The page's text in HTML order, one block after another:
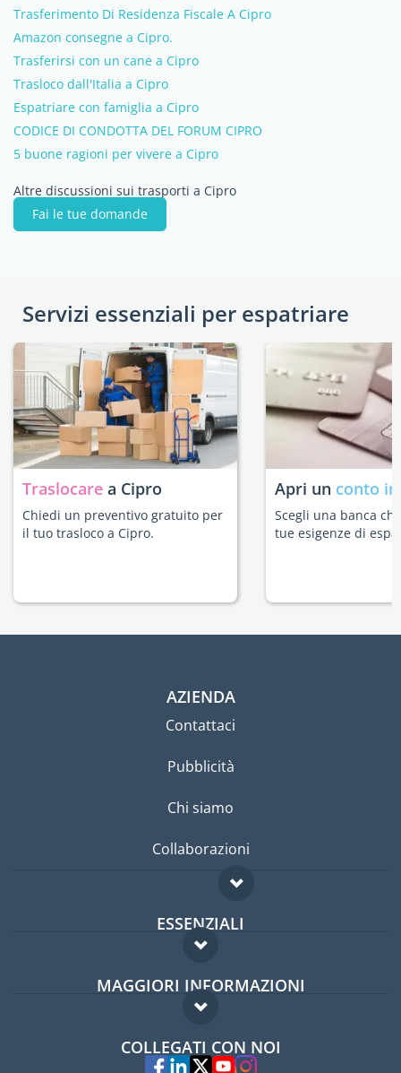
Trasferimento Di Residenza Fiscale A Cipro
Amazon consegne a Cipro.
Trasferirsi con un cane a Cipro
Trasloco dall'Italia a Cipro
Espatriare con famiglia a Cipro
CODICE DI CONDOTTA DEL FORUM CIPRO
5 buone ragioni per vivere a Cipro
Altre discussioni sui trasporti a Cipro
Fai le tue domande
Servizi essenziali per espatriare
Traslocare a Cipro
Chiedi un preventivo gratuito per
il tuo trasloco a Cipro.
Apri un conto
Scegli una banca
tue esigenze di
AZIENDA
Contattaci
Pubblicità
Chi siamo
Collaborazioni
ESSENZIALI
Forum per expat
Guida per expat
MAGGIORI INFORMAZIONI
Domande frequenti
Esperti
COLLEGATI CON NOI